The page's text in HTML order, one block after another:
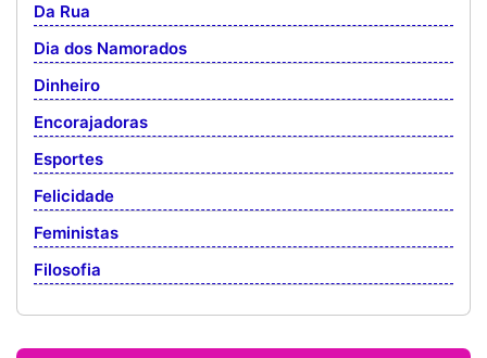
Da Rua
Dia dos Namorados
Dinheiro
Encorajadoras
Esportes
Felicidade
Feministas
Filosofia